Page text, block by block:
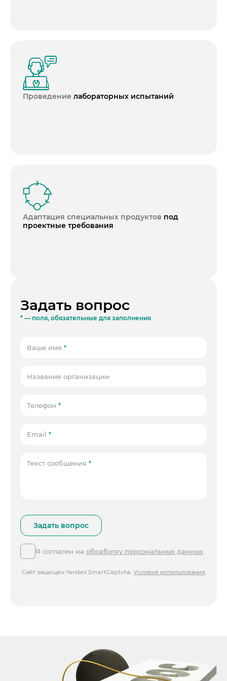
Проведение лабораторных испытаний
Адаптация специальных продуктов под
проектные требования
Задать вопрос
* — поля, обязательные для заполнения
Ваше имя *
Название организации
Телефон *
Email *
Текст сообщения *
Я согласен на обработку персональных данных
Сайт защищен Yandex SmartCaptcha. Условия использования.